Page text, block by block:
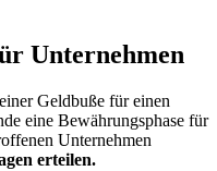
Unternehmen
Geldbuße für einen
eine Bewährungsphase für
Unternehmen
erteilen.